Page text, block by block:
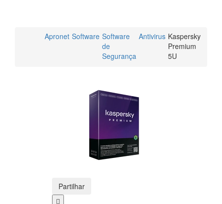
Apronet Software Software
de
Segurança
Antivirus Kaspersky
Premium
5U
Partilhar